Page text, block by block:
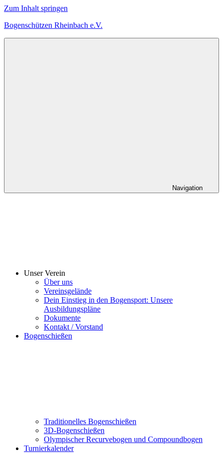
Zum Inhalt springen
Bogenschützen Rheinbach e.V.
Navigation
Unser Verein
Über uns
Vereinsgelände
Dein Einstieg in den Bogensport: Unsere
Ausbildungspläne
Dokumente
Kontakt / Vorstand
Bogenschießen
Traditionelles Bogenschießen
3D-Bogenschießen
Olympischer Recurvebogen und Compoundbogen
Turnierkalender